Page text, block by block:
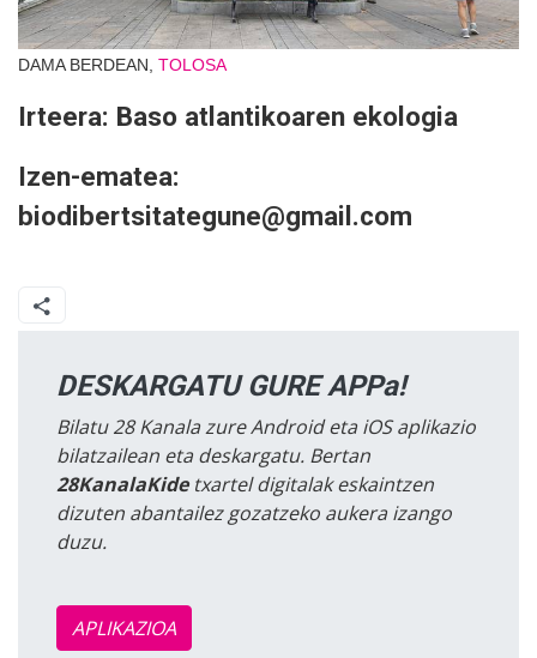
DAMA BERDEAN, TOLOSA
Irteera: Baso atlantikoaren ekologia
Izen-ematea:
biodibertsitategune@gmail.com
DESKARGATU GURE APPa!
Bilatu 28 Kanala zure Android eta iOS aplikazio
bilatzailean eta deskargatu. Bertan
28KanalaKidetxartel digitalak eskaintzen
dizuten abantailez gozatzeko aukera izango
duzu.
APLIKAZIOA